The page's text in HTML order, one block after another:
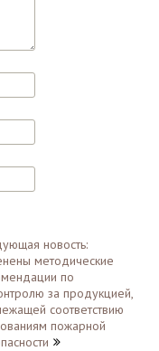
новость:
методические
по
за продукцией,
соответствию
пожарной